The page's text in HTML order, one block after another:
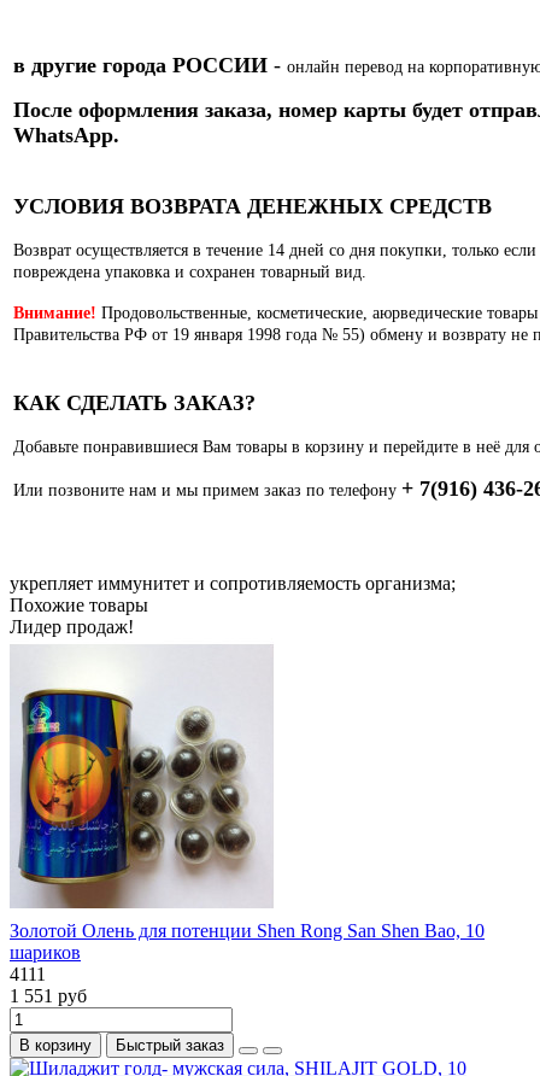
в другие города РОССИИ - онлайн перевод на
После оформления заказа, номер карты будет
WhatsApp.
УСЛОВИЯ ВОЗВРАТА ДЕНЕЖНЫХ СРЕДСТВ
Возврат осуществляется в течение 14 дней со дня покупки, только
повреждена упаковка и сохранен товарный вид.
Внимание! Продовольственные, косметические, аюрведические
Правительства РФ от 19 января 1998 года № 55) обмену и возврату не
КАК СДЕЛАТЬ ЗАКАЗ?
Добавьте понравившиеся Вам товары в корзину и перейдите в неё для
Или позвоните нам и мы примем заказ по телефону + 7(916) 436-
укрепляет иммунитет и сопротивляемость организма;
Похожие товары
Лидер продаж!
Золотой Олень для потенции Shen Rong San Shen Bao, 10
шариков
4111
1 551 руб
В корзину Быстрый заказ